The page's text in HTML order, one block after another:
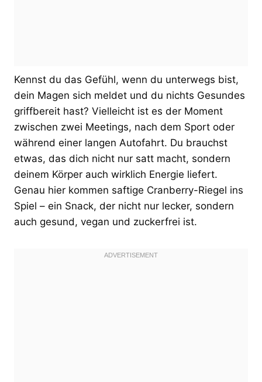
Kennst du das Gefühl, wenn du unterwegs bist,
dein Magen sich meldet und du nichts Gesundes
griffbereit hast? Vielleicht ist es der Moment
zwischen zwei Meetings, nach dem Sport oder
während einer langen Autofahrt. Du brauchst
etwas, das dich nicht nur satt macht, sondern
deinem Körper auch wirklich Energie liefert.
Genau hier kommen saftige Cranberry-Riegel ins
Spiel – ein Snack, der nicht nur lecker, sondern
auch gesund, vegan und zuckerfrei ist.